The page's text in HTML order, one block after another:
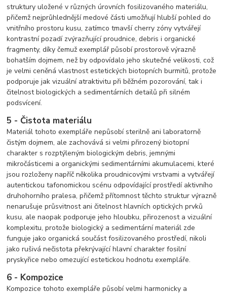
struktury uložené v různých úrovních fosilizovaného materiálu,
přičemž nejprůhlednější medové části umožňují hlubší pohled do
vnitřního prostoru kusu, zatímco tmavší cherry zóny vytvářejí
kontrastní pozadí zvýrazňující proudnice, debris i organické
fragmenty, díky čemuž exemplář působí prostorově výrazně
bohatším dojmem, než by odpovídalo jeho skutečné velikosti, což
je velmi ceněná vlastnost estetických biotopních burmitů, protože
podporuje jak vizuální atraktivitu při běžném pozorování, tak i
čitelnost biologických a sedimentárních detailů při silném
podsvícení.
5 - Čistota materiálu
Materiál tohoto exempláře nepůsobí sterilně ani laboratorně
čistým dojmem, ale zachovává si velmi přirozený biotopní
charakter s rozptýleným biologickým debris, jemnými
mikročásticemi a organickými sedimentárními akumulacemi, které
jsou rozloženy napříč několika proudnicovými vrstvami a vytvářejí
autentickou tafonomickou scénu odpovídající prostředí aktivního
druhohorního pralesa, přičemž přítomnost těchto struktur výrazně
nenarušuje průsvitnost ani čitelnost hlavních optických prvků
kusu, ale naopak podporuje jeho hloubku, přirozenost a vizuální
komplexitu, protože biologický a sedimentární materiál zde
funguje jako organická součást fosilizovaného prostředí, nikoli
jako rušivá nečistota překrývající hlavní charakter fosilní
pryskyřice nebo omezující estetickou hodnotu exempláře.
6 - Kompozice
Kompozice tohoto exempláře působí velmi harmonicky a